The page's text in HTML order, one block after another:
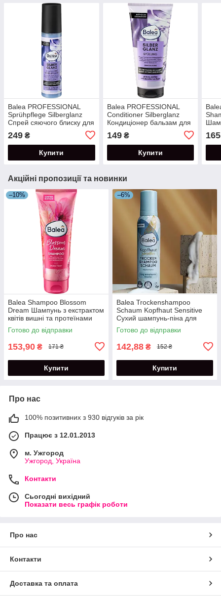
Balea PROFESSIONAL
Sprühpflege Silberglanz
Спрей сяючого блиску для
освітленого волосся 200
мл
249 ₴
Купити
Balea PROFESSIONAL
Conditioner Silberglanz
Кондиціонер бальзам для
освітленого волосся 200
мл
149₴
Купити
250
165
Акційні пропозиції та новинки
–10%
Balea Shampoo Blossom
Dream Шампунь з екстрактом
квітів вишні та протеїнами
шовку 250 мл
Готово до відправки
153,90 ₴ 171 ₴
Купити
–6%
Balea Trockenshampoo
Schaum Kopfhaut Sensitive
Сухий шампунь-піна для
чутливої шкіри голови 150 мл
Готово до відправки
142,88 ₴ 152 ₴
Купити
Про нас
100% позитивних з 930 відгуків за рік
Працює з 12.01.2013
м. Ужгород
Ужгород, Україна
Контакти
Сьогодні вихідний
Показати весь графік роботи
Про нас
Контакти
Доставка та оплата